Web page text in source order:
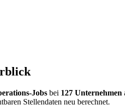
Jobs bei 127 Unternehmen
Stellendaten neu berechnet.